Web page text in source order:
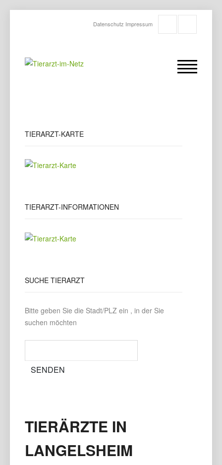
Datenschutz Impressum
TIERARZT-KARTE
TIERARZT-INFORMATIONEN
SUCHE TIERARZT
Bitte geben Sie die Stadt/PLZ ein , in der Sie
suchen möchten
TIERÄRZTE IN
LANGELSHEIM